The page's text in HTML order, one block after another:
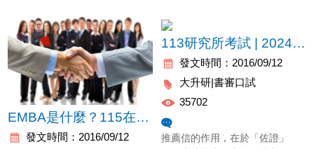
那是因為，「自傳」是一個能夠
讓評審教授對於來參加甄試的同
學有最基本認識的方式之一。也
就是說，透過自傳，評審教授將
會產生對你的第一印象。
在接下來的文章中將簡單的為各
位介紹。
EMBA是什麼？115在職專班簡介—念碩專班的5大理由
發文時間：2016/09/12
113研究所考試 | 2024研究所推甄-推薦信怎麼寫?
發文時間：2016/09/12
大升研|書審口試
35702
推薦信的作用，在於「佐證」